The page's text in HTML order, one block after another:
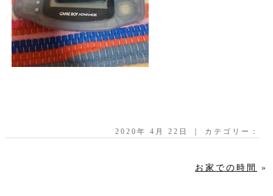
2020年 4月 22日 ｜ カテゴリー：
お家での時間 »